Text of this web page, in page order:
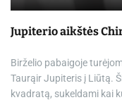
Jupiterio aikštės
Birželio pabaigoje
Taurąir Jupiteris į Liūtą.
kvadratą, sukeldami kai